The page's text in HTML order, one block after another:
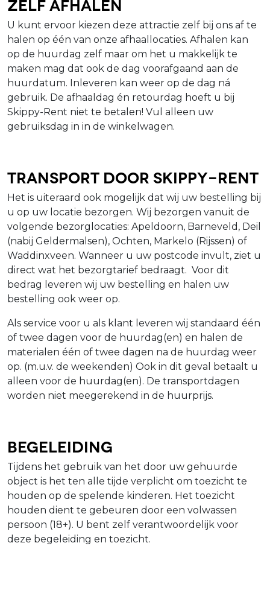
Zelf afhalen
U kunt ervoor kiezen deze attractie zelf bij ons af te
halen op één van onze afhaallocaties. Afhalen kan
op de huurdag zelf maar om het u makkelijk te
maken mag dat ook de dag voorafgaand aan de
huurdatum. Inleveren kan weer op de dag ná
gebruik. De afhaaldag én retourdag hoeft u bij
Skippy-Rent niet te betalen! Vul alleen uw
gebruiksdag in in de winkelwagen.
Transport door Skippy-Rent
Het is uiteraard ook mogelijk dat wij uw bestelling bij
u op uw locatie bezorgen. Wij bezorgen vanuit de
volgende bezorglocaties: Apeldoorn, Barneveld, Deil
(nabij Geldermalsen), Ochten, Markelo (Rijssen) of
Waddinxveen. Wanneer u uw postcode invult, ziet u
direct wat het bezorgtarief bedraagt. Voor dit
bedrag leveren wij uw bestelling en halen uw
bestelling ook weer op.
Als service voor u als klant leveren wij standaard één
of twee dagen voor de huurdag(en) en halen de
materialen één of twee dagen na de huurdag weer
op. (m.u.v. de weekenden) Ook in dit geval betaalt u
alleen voor de huurdag(en). De transportdagen
worden niet meegerekend in de huurprijs.
Begeleiding
Tijdens het gebruik van het door uw gehuurde
object is het ten alle tijde verplicht om toezicht te
houden op de spelende kinderen. Het toezicht
houden dient te gebeuren door een volwassen
persoon (18+). U bent zelf verantwoordelijk voor
deze begeleiding en toezicht.